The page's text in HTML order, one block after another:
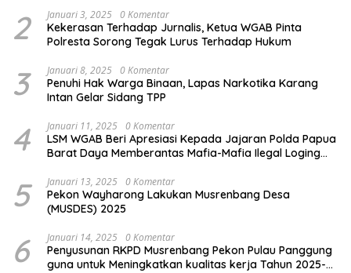
2 Januari 3, 2025 0 Komentar
Kekerasan Terhadap Jurnalis, Ketua WGAB Pinta
Polresta Sorong Tegak Lurus Terhadap Hukum
3 Januari 8, 2025 0 Komentar
Penuhi Hak Warga Binaan, Lapas Narkotika Karang
Intan Gelar Sidang TPP
4 Januari 11, 2025 0 Komentar
LSM WGAB Beri Apresiasi Kepada Jajaran Polda Papua
Barat Daya Memberantas Mafia-Mafia Ilegal Loging
5 Januari 13, 2025 0 Komentar
Pekon Wayharong Lakukan Musrenbang Desa
(MUSDES) 2025
6 Januari 14, 2025 0 Komentar
Penyusunan RKPD Musrenbang Pekon Pulau Panggung
guna untuk Meningkatkan kualitas kerja Tahun 2025-